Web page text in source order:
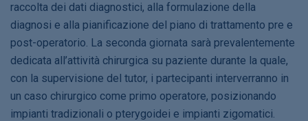
raccolta dei dati diagnostici, alla formulazione della
diagnosi e alla pianificazione del piano di trattamento pre e
post-operatorio. La seconda giornata sarà prevalentemente
dedicata all’attività chirurgica su paziente durante la quale,
con la supervisione del tutor, i partecipanti interverranno in
un caso chirurgico come primo operatore, posizionando
impianti tradizionali o pterygoidei e impianti zigomatici.